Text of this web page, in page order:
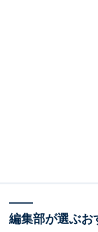
編集部が選ぶお